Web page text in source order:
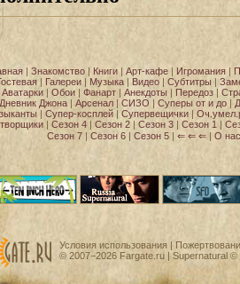
| Знакомство| Книги| Арт-кафе| Игромания|
| Галереи | Музыка | Видео | Субтитры |
Аватарки | Обои | Фанарт | Анекдоты | Передоз |
Джона| Арсенал| СИЗО | Суперы от и до|
| Супер-косплей | Супервещички |
| Сезон 4 | Сезон 2 | Сезон 3 | Сезон 1 |
Сезон 7| Сезон 6| Сезон 5| ⇐ ⇐ ⇐| О нас
Условия использования |
© 2007−2026 Fargate.ru | Supernatural ©